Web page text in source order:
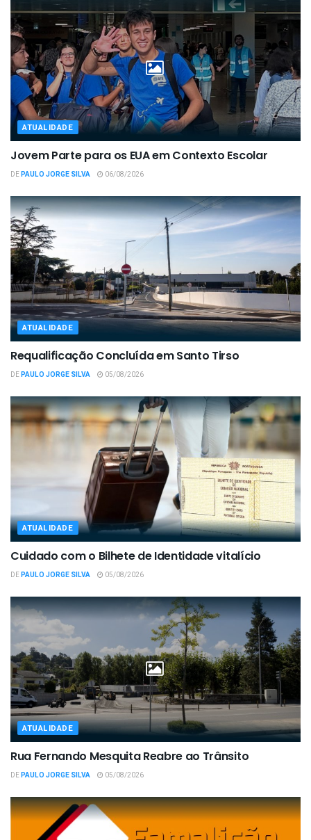
ATUALIDADE
Jovem Parte para os EUA em Contexto Escolar
DEPAULO JORGE SILVA 06/08/2026
ATUALIDADE
Requalificação Concluída em Santo Tirso
DEPAULO JORGE SILVA 05/08/2026
ATUALIDADE
Cuidado com o Bilhete de Identidade vitalício
DEPAULO JORGE SILVA 05/08/2026
ATUALIDADE
Rua Fernando Mesquita Reabre ao Trânsito
DEPAULO JORGE SILVA 05/08/2026